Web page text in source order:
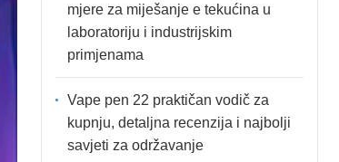
mjere za miješanje e tekućina u
laboratoriju i industrijskim
primjenama
Vape pen 22 praktičan vodič za
kupnju, detaljna recenzija i najbolji
savjeti za održavanje